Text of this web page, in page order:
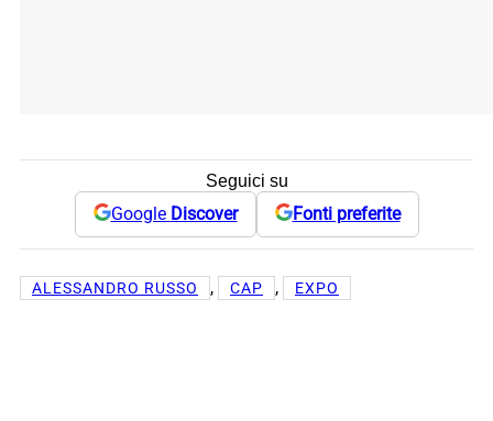
Seguici su
Google Discover Fonti preferite
ALESSANDRO RUSSO , CAP , EXPO